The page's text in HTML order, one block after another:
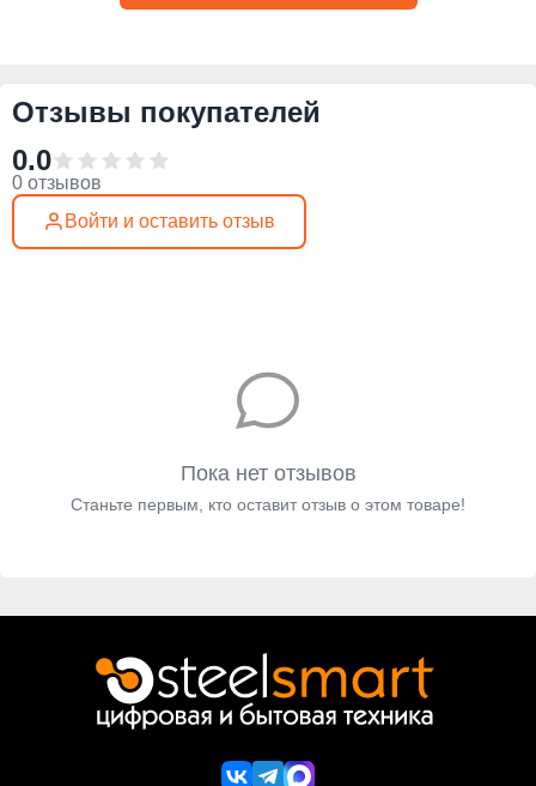
Отзывы покупателей
0.0
0 отзывов
Войти и оставить отзыв
Пока нет отзывов
Станьте первым, кто оставит отзыв о этом товаре!